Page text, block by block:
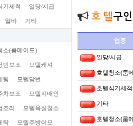
기세척 일당/시급
알바 기타
소(룸메이드)
번보조 모텔캐셔
팅 모텔당번
차보조 모텔지배인
조리 모텔욕실청소
탁 모텔주방이모
호 텔구
업종
일당/시급
호텔청소(룸
호텔식기세척
기타
호텔청소(룸